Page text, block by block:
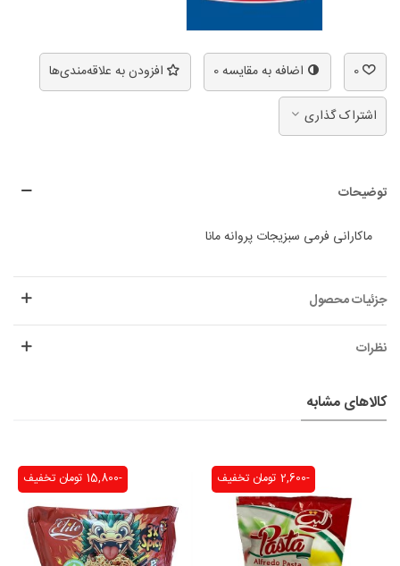
0 اضافه به مقایسه0 افزودن به علاقه‌مندی‌ها
اشتراک گذاری
توضیحات
ماکارانی فرمی سبزیجات پروانه مانا
جزئیات محصول
نظرات
کالاهای مشابه
تخفیف -2,600 تومان تخفیف -15,800 تومان